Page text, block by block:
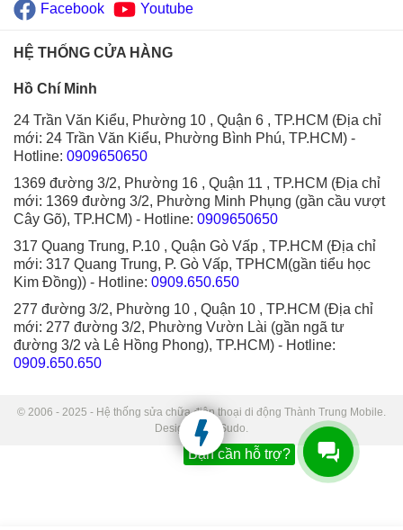
Facebook Youtube
HỆ THỐNG CỬA HÀNG
Hồ Chí Minh
24 Trần Văn Kiểu, Phường 10 , Quận 6 , TP.HCM (Địa chỉ
mới: 24 Trần Văn Kiểu, Phường Bình Phú, TP.HCM) -
Hotline: 0909650650
1369 đường 3/2, Phường 16 , Quận 11 , TP.HCM (Địa chỉ
mới: 1369 đường 3/2, Phường Minh Phụng (gần cầu vượt
Cây Gõ), TP.HCM) - Hotline: 0909650650
317 Quang Trung, P.10 , Quận Gò Vấp , TP.HCM (Địa chỉ
mới: 317 Quang Trung, P. Gò Vấp, TPHCM(gần tiểu học
Kim Đồng)) - Hotline: 0909.650.650
277 đường 3/2, Phường 10 , Quận 10 , TP.HCM (Địa chỉ
mới: 277 đường 3/2, Phường Vườn Lài (gần ngã tư
đường 3/2 và Lê Hồng Phong), TP.HCM) - Hotline:
0909.650.650
© 2006 - 2025 - Hệ thống sửa chữa điện thoại di động Thành Trung Mobile.
Designed by Sudo.
Bạn cần hỗ trợ?